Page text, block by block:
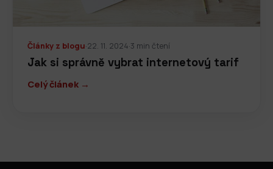
Články z blogu·22. 11. 2024·3 min čtení
Jak si správně vybrat internetový tarif
Celý článek →